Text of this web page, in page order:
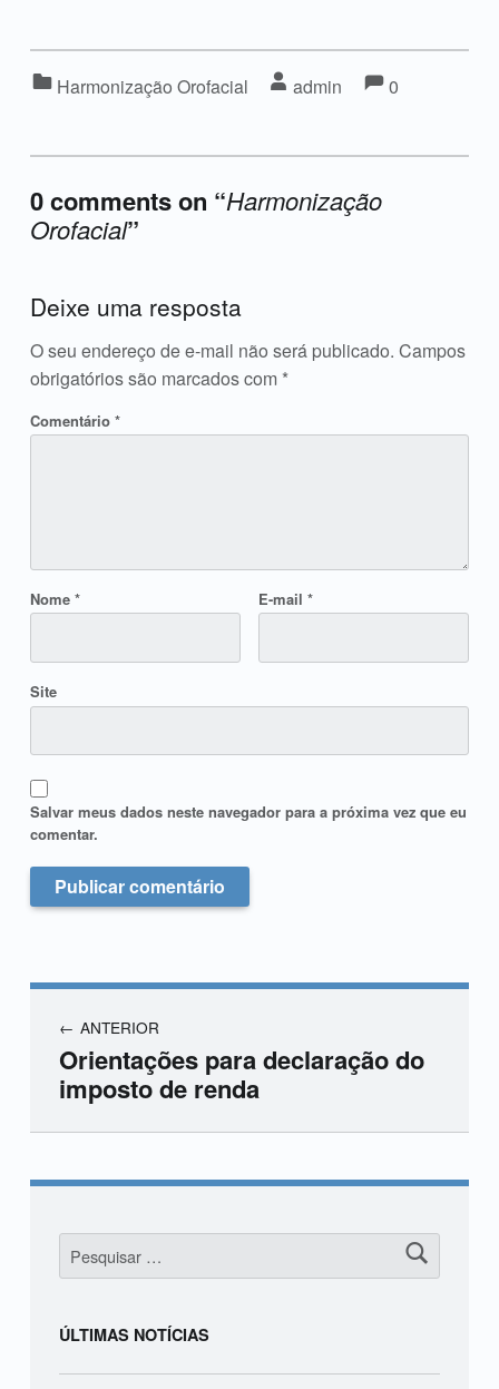
Harmonização Orofacial admin
Comentários:
0
0 comments on “Harmonização
Orofacial”
Deixe uma resposta
O seu endereço de e-mail não será publicado. Campos
obrigatórios são marcados com *
Comentário *
Nome * E-mail *
Site
Salvar meus dados neste navegador para a próxima vez que eu
comentar.
ANTERIOR
Orientações para declaração do
imposto de renda
Skip back to main navigation
Pesquisar por:
ÚLTIMAS NOTÍCIAS